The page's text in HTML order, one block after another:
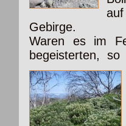
Gebirge.
Waren es im
begeisterten,